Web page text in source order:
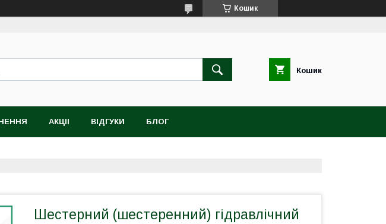
Кошик
Кошик
АКЦІІ ВІДГУКИ БЛОГ
Шестерний (шестеренний) гідравлічний